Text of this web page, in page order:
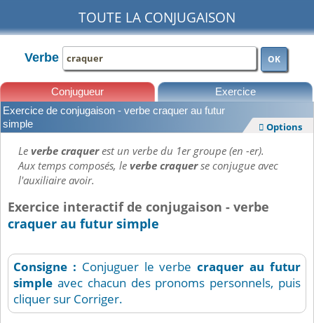
TOUTE LA CONJUGAISON
Verbe OK
Conjugueur Exercice
Exercice de conjugaison - verbe craquer au futur
simple
 Options
Leverbe craquerest un verbe du 1er groupe (en -er).
Aux temps composés, leverbe craquerse conjugue avec
l'auxiliaire avoir.
Exercice interactif de conjugaison - verbe
craquer au futur simple
Consigne : Conjuguer le verbecraquer au futur
simple avec chacun des pronoms personnels, puis
cliquer sur Corriger.